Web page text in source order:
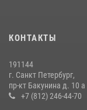
КОНТАКТЫ
191144
г. Санкт Петербург,
пр-кт Бакунина д. 10 а
+7 (812) 246-44-70